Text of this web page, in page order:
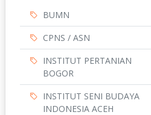
BUMN
CPNS / ASN
INSTITUT PERTANIAN
BOGOR
INSTITUT SENI BUDAYA
INDONESIA ACEH